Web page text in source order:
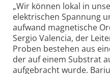
„Wir können lokal in
elektrischen Spannung
aufwand magnetische
Sergio Valencia, der
Proben bestehen aus
der auf einem Substrat
aufgebracht wurde.